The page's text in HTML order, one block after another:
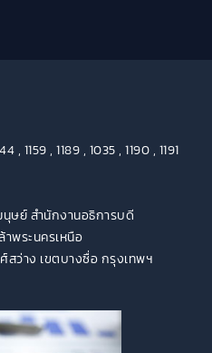
1159 , 1189 , 1035 , 1190 , 1191
ษย์ สำนักงานอธิการบดี
าพระนครเหนือ
สว่าง เขตบางซื่อ กรุงเทพฯ